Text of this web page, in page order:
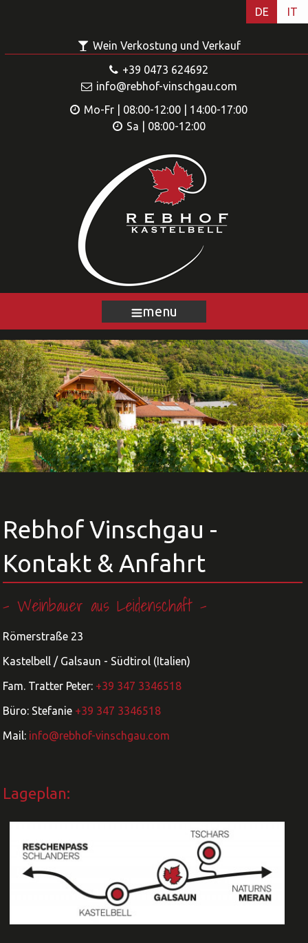
DE IT
Wein Verkostung und Verkauf
+39 0473 624692
info@rebhof-vinschgau.com
Mo-Fr | 08:00-12:00 | 14:00-17:00
Sa | 08:00-12:00
menu
Rebhof Vinschgau -
Kontakt & Anfahrt
- Weinbauer aus Leidenschaft -
Römerstraße 23
Kastelbell / Galsaun - Südtirol (Italien)
Fam. Tratter Peter: +39 347 3346518
Büro: Stefanie +39 347 3346518
Mail: info@rebhof-vinschgau.com
Lageplan: